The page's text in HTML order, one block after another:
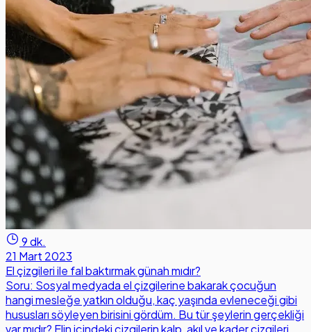
9 dk.
21 Mart 2023
El çizgileri ile fal baktırmak günah mıdır?
Soru: Sosyal medyada el çizgilerine bakarak çocuğun
hangi mesleğe yatkın olduğu, kaç yaşında evleneceği gibi
hususları söyleyen birisini gördüm. Bu tür şeylerin gerçekliği